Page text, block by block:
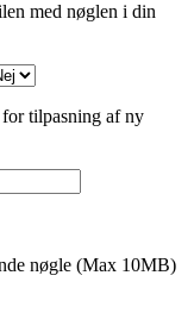
med nøglen i din
tilpasning af ny
nøgle (Max 10MB)